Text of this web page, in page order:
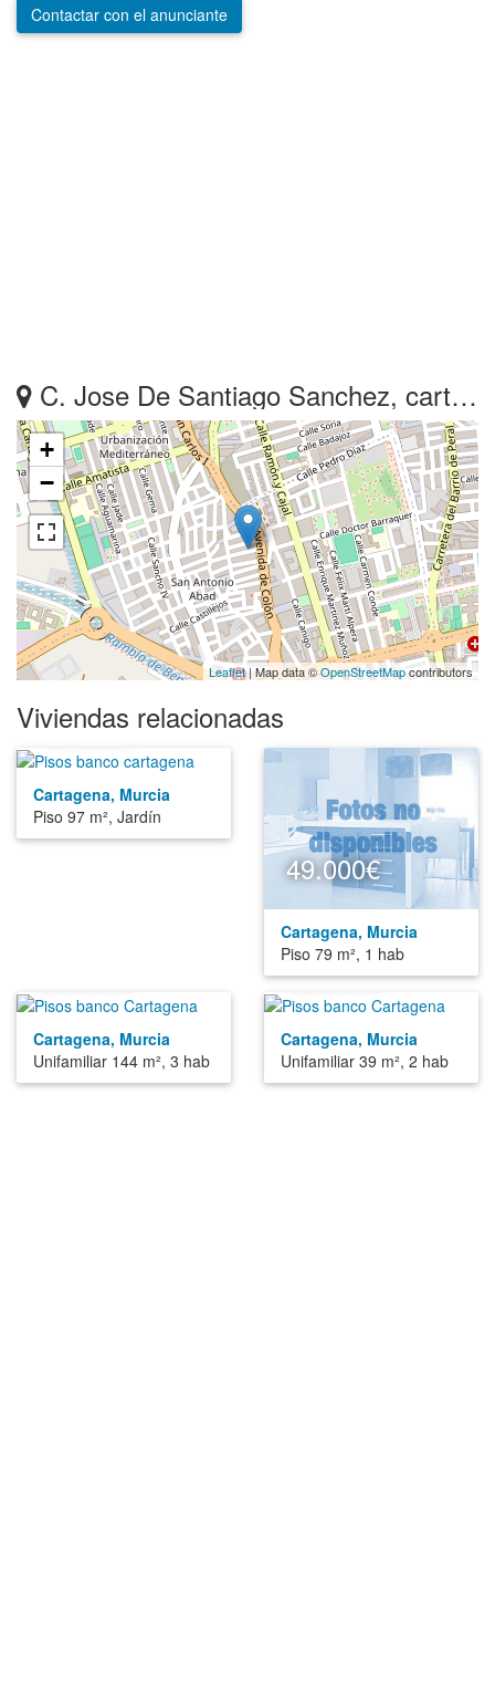
Contactar con el anunciante
C. Jose De Santiago Sanchez, cartagena, Murcia
+
−
Leaflet| Map data ©OpenStreetMapcontributors
Viviendas relacionadas
45.000€
Cartagena, Murcia
Piso 97 m², Jardín
49.000€
Cartagena, Murcia
Piso 79 m², 1 hab
Cartagena, Murcia
Unifamiliar 144 m², 3 hab
18.000€
Cartagena, Murcia
Unifamiliar 39 m², 2 hab